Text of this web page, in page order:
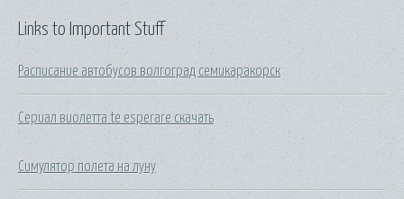
Links to Important Stuff
Расписание автобусов волгоград семикаракорск
Сериал виолетта te esperare скачать
Симулятор полета на луну